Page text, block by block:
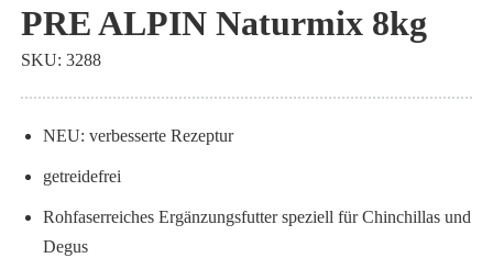
Anfang
der
Bildgalerie
springen
PRE ALPIN Naturmix 8kg
NEU: verbesserte Rezeptur
getreidefrei
Rohfaserreiches Ergänzungsfutter speziell für Chinchillas und
Degus
SKU 3288